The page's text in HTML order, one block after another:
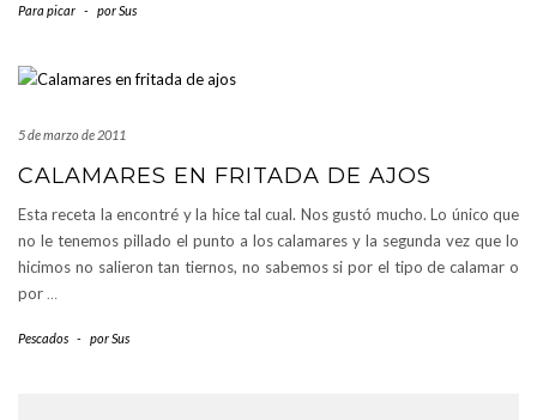
Para picar - porSus
5 de marzo de 2011
CALAMARES EN FRITADA DE AJOS
Esta receta la encontré y la hice tal cual. Nos gustó mucho. Lo único que
no le tenemos pillado el punto a los calamares y la segunda vez que lo
hicimos no salieron tan tiernos, no sabemos si por el tipo de calamar o
por …
Pescados - porSus